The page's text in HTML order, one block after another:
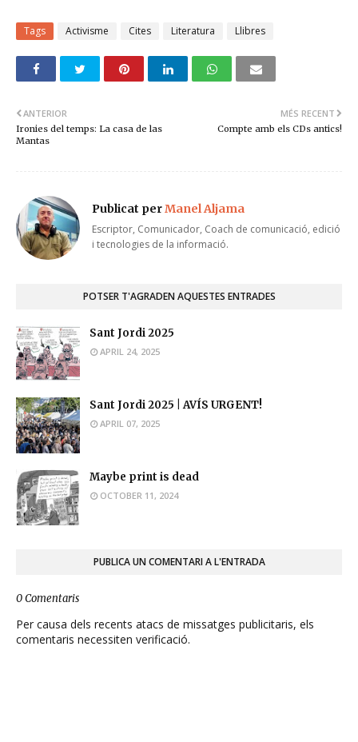
Tags Activisme Cites Literatura Llibres
MÉS RECENT
Compte amb els CDs antics!
ANTERIOR
Ironies del temps: La casa de las
Mantas
Publicat perManel Aljama
Escriptor, Comunicador, Coach de comunicació, edició
i tecnologies de la informació.
POTSER T'AGRADEN AQUESTES ENTRADES
Sant Jordi 2025
APRIL 24, 2025
Sant Jordi 2025 | AVÍS URGENT!
APRIL 07, 2025
Maybe print is dead
OCTOBER 11, 2024
PUBLICA UN COMENTARI A L'ENTRADA
0 Comentaris
Per causa dels recents atacs de missatges publicitaris, els
comentaris necessiten verificació.